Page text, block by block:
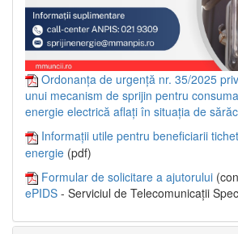
Ordonanța de urgență nr. 35/2025
unui mecanism de sprijin pentru
energie electrică aflați în situația de
Informații utile pentru beneficiarii
energie (pdf)
Formular de solicitare a ajutorului
ePIDS - Serviciul de Telecomunicații